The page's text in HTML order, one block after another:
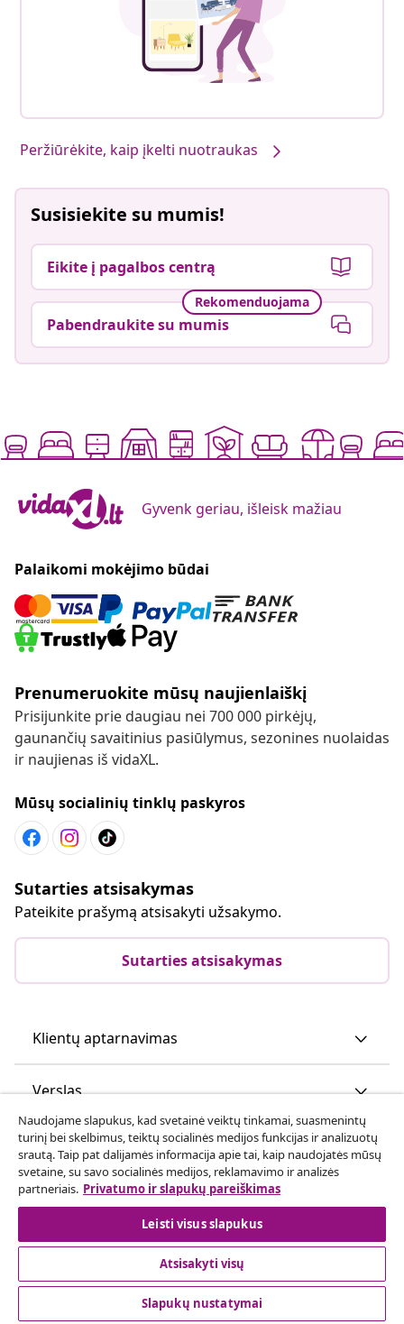
Peržiūrėkite, kaip įkelti nuotraukas
Susisiekite su mumis!
Eikite į pagalbos centrą
Rekomenduojama
Pabendraukite su mumis
Gyvenk geriau, išleisk mažiau
Palaikomi mokėjimo būdai
Prenumeruokite mūsų naujienlaiškį
Prisijunkite prie daugiau nei 700 000 pirkėjų,
gaunančių savaitinius pasiūlymus, sezonines nuolaidas
ir naujienas iš vidaXL.
Mūsų socialinių tinklų paskyros
Sutarties atsisakymas
Pateikite prašymą atsisakyti užsakymo.
Sutarties atsisakymas
Klientų aptarnavimas
Verslas
vidaXL
Atraskite daugiau
Naudojame slapukus, kad svetainė veiktų tinkamai, suasmenintų
turinį bei skelbimus, teiktų socialinės medijos funkcijas ir analizuotų
srautą. Taip pat dalijamės informacija apie tai, kaip naudojatės mūsų
svetaine, su savo socialinės medijos, reklamavimo ir analizės
partneriais. Privatumo ir slapukų pareiškimas
Leisti visus slapukus
Atsisakyti visų
Slapukų nustatymai